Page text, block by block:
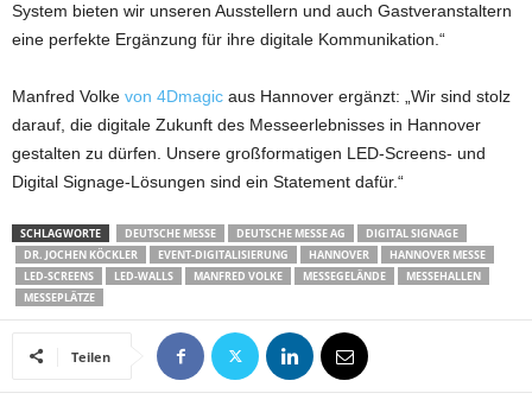
System bieten wir unseren Ausstellern und auch Gastveranstaltern
eine perfekte Ergänzung für ihre digitale Kommunikation.“
Manfred Volke von 4Dmagic aus Hannover ergänzt: „Wir sind stolz
darauf, die digitale Zukunft des Messeerlebnisses in Hannover
gestalten zu dürfen. Unsere großformatigen LED-Screens- und
Digital Signage-Lösungen sind ein Statement dafür.“
SCHLAGWORTE DEUTSCHE MESSE DEUTSCHE MESSE AG
DIGITAL SIGNAGE
DR. JOCHEN KÖCKLER
EVENT-DIGITALISIERUNG HANNOVER
HANNOVER MESSE
LED-SCREENS
LED-WALLS MANFRED VOLKE MESSEGELÄNDE
MESSEHALLEN
MESSEPLÄTZE
Teilen